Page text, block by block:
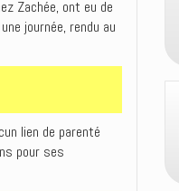
Zachée, ont eu de
journée, rendu au
lien de parenté
pour ses